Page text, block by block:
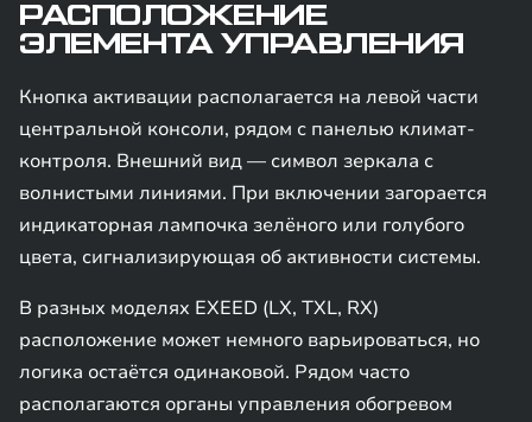
РАСПОЛОЖЕНИЕ
ЭЛЕМЕНТА УПРАВЛЕНИЯ
Кнопка активации располагается на левой части
центральной консоли, рядом с панелью климат-
контроля. Внешний вид — символ зеркала с
волнистыми линиями. При включении загорается
индикаторная лампочка зелёного или голубого
цвета, сигнализирующая об активности системы.
В разных моделях EXEED (LX, TXL, RX)
расположение может немного варьироваться, но
логика остаётся одинаковой. Рядом часто
располагаются органы управления обогревом